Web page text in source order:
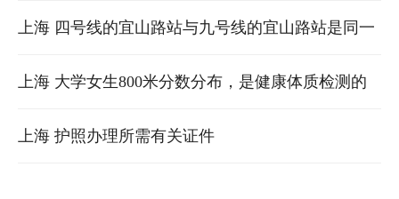
上海 四号线的宜山路站与九号线的宜山路站是同一
个吗？
上海 大学女生800米分数分布，是健康体质检测的
一项内容，其他的还有肺活量，身高体重，立定跳
上海 护照办理所需有关证件